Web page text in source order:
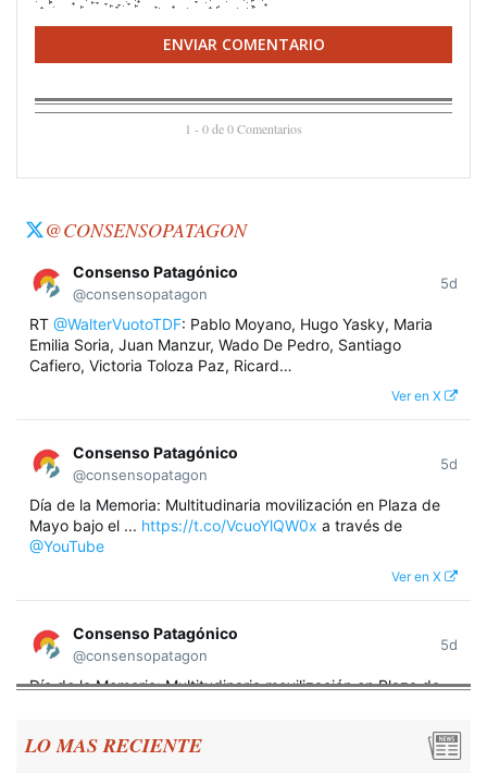
ENVIAR COMENTARIO
1 - 0 de 0 Comentarios
@CONSENSOPATAGON
Consenso Patagónico
@consensopatagon
5d
RT @WalterVuotoTDF: Pablo Moyano, Hugo Yasky, Maria
Emilia Soria, Juan Manzur, Wado De Pedro, Santiago
Cafiero, Victoria Toloza Paz, Ricard…
Ver en X
Consenso Patagónico
@consensopatagon
5d
Día de la Memoria: Multitudinaria movilización en Plaza de
Mayo bajo el ... https://t.co/VcuoYlQW0x a través de
@YouTube
Ver en X
Consenso Patagónico
@consensopatagon
5d
Día de la Memoria: Multitudinaria movilización en Plaza de
Rosada para reivindicar los derechos humanos y la
LO MAS RECIENTE